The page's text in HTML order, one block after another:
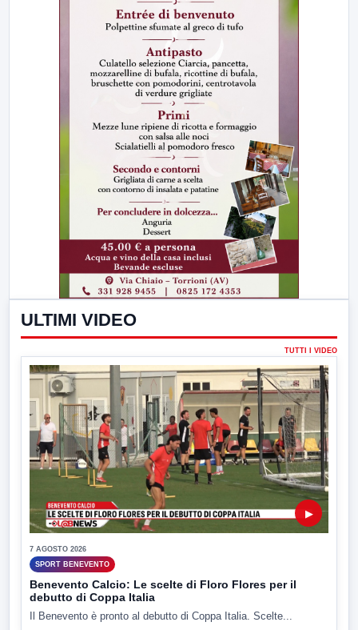
ULTIMI VIDEO
TUTTI I VIDEO
▶
7 AGOSTO 2026
SPORT BENEVENTO
Benevento Calcio: Le scelte di Floro Flores per il
debutto di Coppa Italia
Il Benevento è pronto al debutto di Coppa Italia. Scelte...